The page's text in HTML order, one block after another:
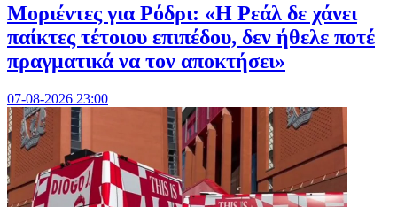
Μοριέντες για Ρόδρι: «Η Ρεάλ δε χάνει
παίκτες τέτοιου επιπέδου, δεν ήθελε ποτέ
πραγματικά να τον αποκτήσει»
07-08-2026 23:00